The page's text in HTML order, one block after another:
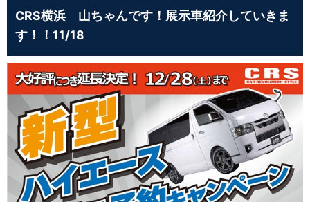
CRS横浜 山ちゃんです！展示車紹介していきま
す！！11/18